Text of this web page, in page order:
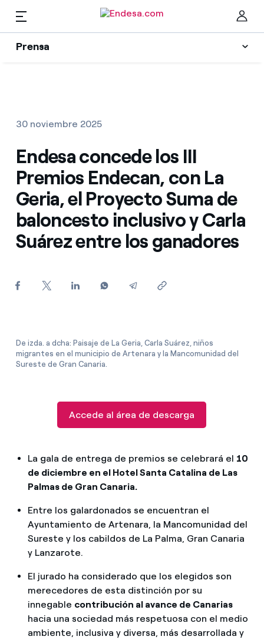
Prensa
Prensa
Encuentra la tarifa que más te conviene
Compara nuestras tarifas de empresa y ahorra
Por cada kWh que ahorres, te descontamos otro
compañía?
Ofertas para autónomos y Pymes
Recursos
Colecciones
Contactos prensa
30 noviembre 2025
Endesa concede los III
Premios Endecan, con La
Geria, el Proyecto Suma de
baloncesto inclusivo y Carla
Suárez entre los ganadores
De izda. a dcha: Paisaje de La Geria, Carla Suárez, niños
migrantes en el municipio de Artenara y la Mancomunidad del
Sureste de Gran Canaria.
Accede al área de descarga
La gala de entrega de premios se celebrará el 10
de diciembre en el Hotel Santa Catalina de Las
Palmas de Gran Canaria.
Entre los galardonados se encuentran el
Ayuntamiento de Artenara, la Mancomunidad del
Sureste y los cabildos de La Palma, Gran Canaria
y Lanzarote.
El jurado ha considerado que los elegidos son
merecedores de esta distinción por su
innegable contribución al avance de Canarias
hacia una sociedad más respetuosa con el medio
ambiente, inclusiva y diversa, más desarrollada y